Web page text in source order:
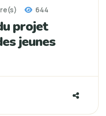
644
projet
jeunes